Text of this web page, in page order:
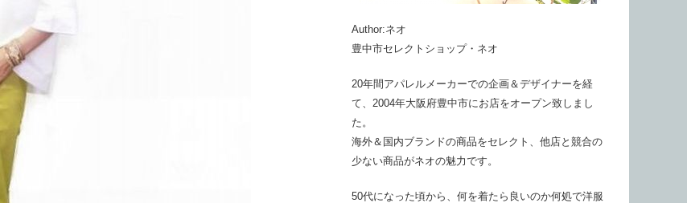
Author:ネオ
豊中市セレクトショップ・ネオ
20年間アパレルメーカーでの企画＆デザイナーを経
て、2004年大阪府豊中市にお店をオープン致しまし
た。
海外＆国内ブランドの商品をセレクト、他店と競合の
少ない商品がネオの魅力です。
50代になった頃から、何を着たら良いのか何処で洋服